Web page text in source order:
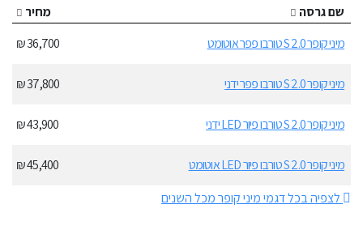
שם גרסה
מחיר
מיני קופר S 2.0 טורבו פפר אוטומט
36,700 ₪
מיני קופר S 2.0 טורבו פפר ידני 37,800 ₪
מיני קופר S 2.0 טורבו פיור LED ידני 43,900 ₪
מיני קופר S 2.0 טורבו פיור LED אוטומט
45,400 ₪
לצפיה בכל דגמי מיני קופר מכל השנים